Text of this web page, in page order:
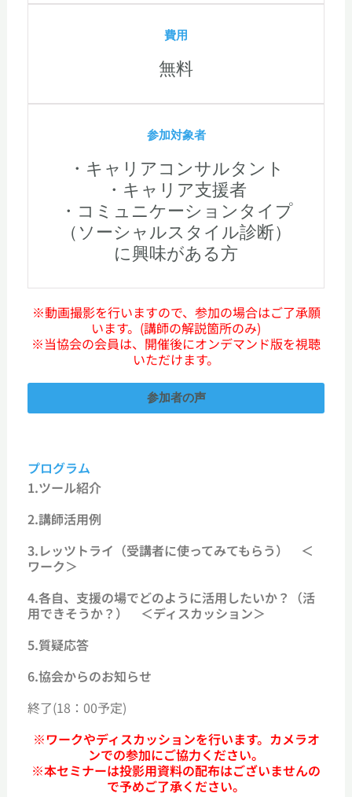
費用
無料
参加対象者
・キャリアコンサルタント
・キャリア支援者
・コミュニケーションタイプ
（ソーシャルスタイル診断）
に興味がある方
※動画撮影を行いますので、参加の場合はご了承願
います。(講師の解説箇所のみ)
※当協会の会員は、開催後にオンデマンド版を視聴
いただけます。
参加者の声
プログラム
1.ツール紹介
2.講師活用例
3.レッツトライ（受講者に使ってみてもらう） ＜
ワーク＞
4.各自、支援の場でどのように活用したいか？（活
用できそうか？） ＜ディスカッション＞
5.質疑応答
6.協会からのお知らせ
終了(18：00予定)
※ワークやディスカッションを行います。カメラオ
ンでの参加にご協力ください。
※本セミナーは投影用資料の配布はございませんの
で予めご了承ください。